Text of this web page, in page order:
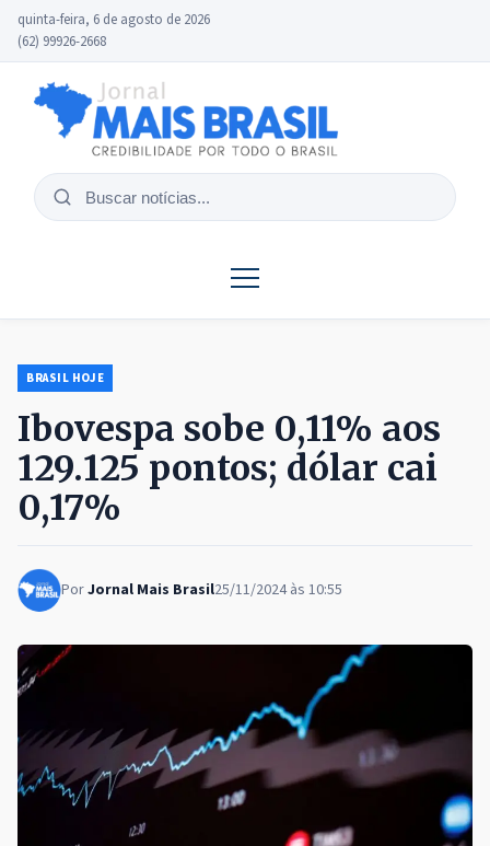
quinta-feira, 6 de agosto de 2026
(62) 99926-2668
Buscar
BRASIL HOJE
Ibovespa sobe 0,11% aos
129.125 pontos; dólar cai
0,17%
PorJornal Mais Brasil25/11/2024 às 10:55